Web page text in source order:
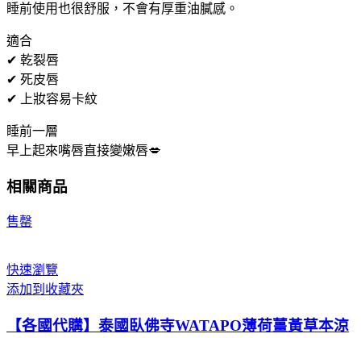
睡前使用也很舒服，不會有厚重油膩感。
適合
✔ 乾裂唇
✔ 死皮唇
✔ 上妝容易卡紋
睡前一層
早上起來嘴唇直接變嫩唇💋
相關商品
售罄
快速瀏覽
添加到收藏夾
【各國代購】泰國臥佛寺WATAPO薄荷薑黃草本涼